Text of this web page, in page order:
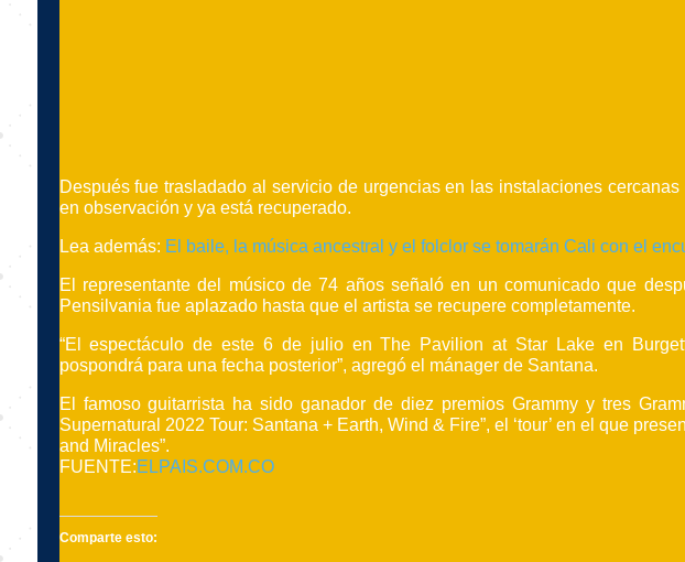
Después fue trasladado al servicio de urgencias en las instalaciones
en observación y ya está recuperado.
Lea además: El baile, la música ancestral y el folclor se tomarán Cali con el
El representante del músico de 74 años señaló en un comunicado que
Pensilvania fue aplazado hasta que el artista se recupere completamente.
“El espectáculo de este 6 de julio en The Pavilion at Star Lake en
pospondrá para una fecha posterior”, agregó el mánager de Santana.
El famoso guitarrista ha sido ganador de diez premios Grammy y tres
Supernatural 2022 Tour: Santana + Earth, Wind & Fire”, el ‘tour’ en el que
and Miracles”.
FUENTE:ELPAIS.COM.CO
Comparte esto: